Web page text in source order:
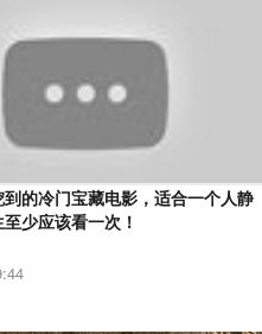
到的冷门宝藏电影，适合一个人静
少应该看一次！